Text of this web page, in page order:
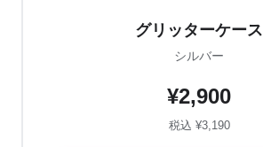
グリッターケース
シルバー
¥2,900
税込 ¥3,190